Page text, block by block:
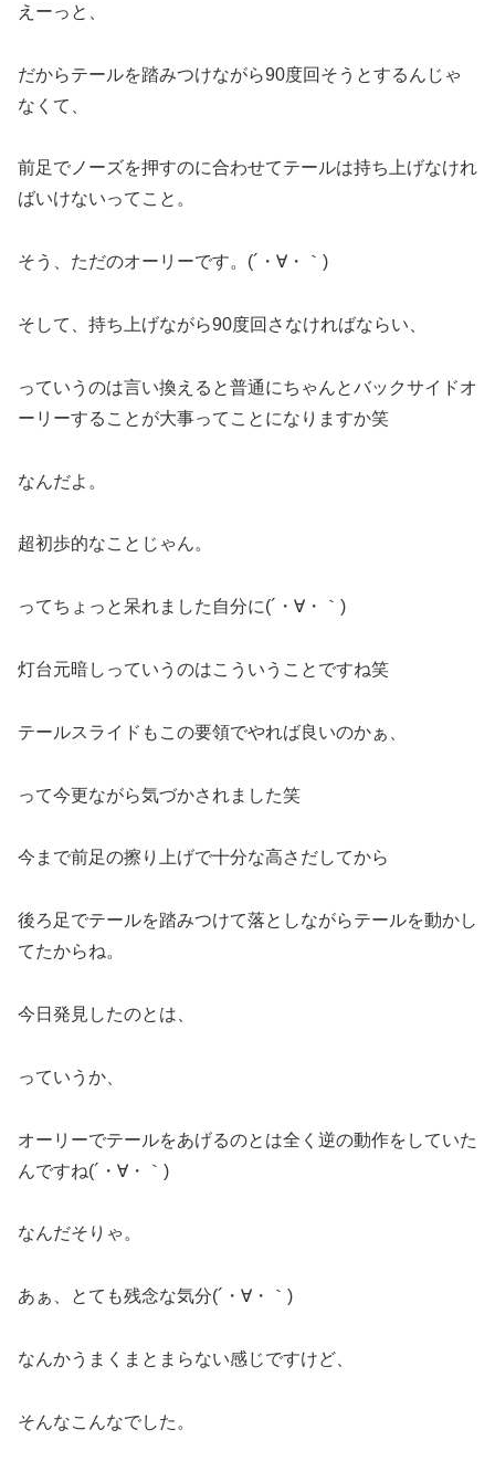
えーっと、
だからテールを踏みつけながら90度回そうとするんじゃ
なくて、
前足でノーズを押すのに合わせてテールは持ち上げなけれ
ばいけないってこと。
そう、ただのオーリーです。(´・∀・｀)
そして、持ち上げながら90度回さなければならい、
っていうのは言い換えると普通にちゃんとバックサイドオ
ーリーすることが大事ってことになりますか笑
なんだよ。
超初歩的なことじゃん。
ってちょっと呆れました自分に(´・∀・｀)
灯台元暗しっていうのはこういうことですね笑
テールスライドもこの要領でやれば良いのかぁ、
って今更ながら気づかされました笑
今まで前足の擦り上げで十分な高さだしてから
後ろ足でテールを踏みつけて落としながらテールを動かし
てたからね。
今日発見したのとは、
っていうか、
オーリーでテールをあげるのとは全く逆の動作をしていた
んですね(´・∀・｀)
なんだそりゃ。
あぁ、とても残念な気分(´・∀・｀)
なんかうまくまとまらない感じですけど、
そんなこんなでした。